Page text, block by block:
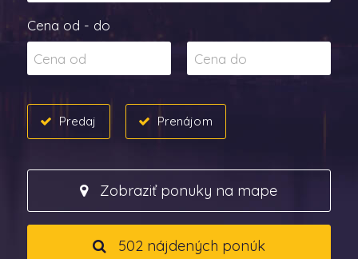
Cena od - do
Predaj Prenájom
Zobraziť ponuky na mape
502 nájdených ponúk